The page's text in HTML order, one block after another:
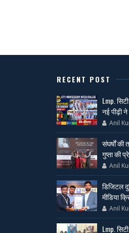
RECENT POST
Lmp.
नई पीढ़ी
Anil
संघर्षों की
गुप्ता की
Anil
डिजिटल
मीडिया
Anil
Lmp.